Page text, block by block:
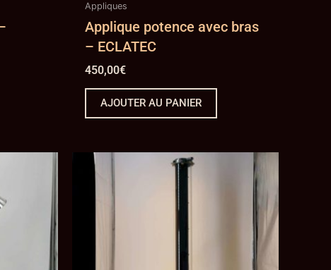
Appliques
Applique potence avec bras
– ECLATEC
450,00€
AJOUTER AU PANIER